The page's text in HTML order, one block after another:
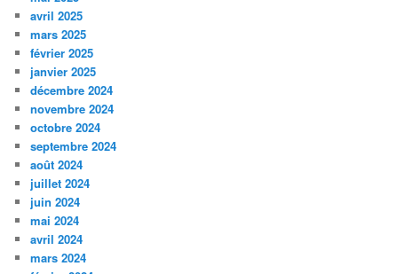
avril 2025
mars 2025
février 2025
janvier 2025
décembre 2024
novembre 2024
octobre 2024
septembre 2024
août 2024
juillet 2024
juin 2024
mai 2024
avril 2024
mars 2024